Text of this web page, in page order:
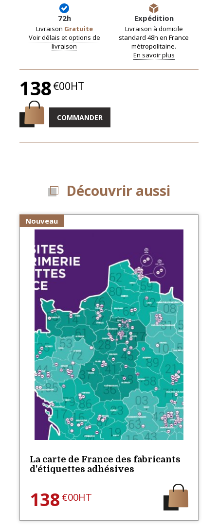
72h
Livraison Gratuite
Voir délais et options de
livraison
Expédition
Livraison à domicile
standard 48h en France
métropolitaine.
En savoir plus
138€00HT
COMMANDER
Découvrir aussi
Nouveau
La carte de France des fabricants
d'étiquettes adhésives
138 €00HT